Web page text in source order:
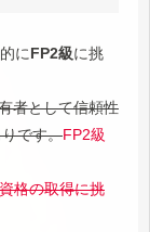
にFP2級に挑
者として信頼性
です。FP2級
格の取得に挑